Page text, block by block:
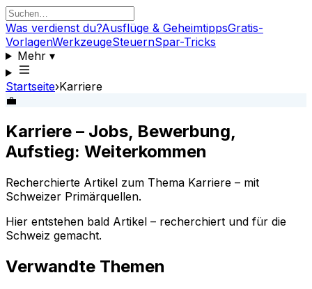
Was verdienst du?Ausflüge & GeheimtippsGratis-
VorlagenWerkzeugeSteuernSpar-Tricks
Mehr▾
Startseite›Karriere
💼
Karriere – Jobs, Bewerbung,
Aufstieg: Weiterkommen
Recherchierte Artikel zum Thema Karriere – mit
Schweizer Primärquellen.
Hier entstehen bald Artikel – recherchiert und für die
Schweiz gemacht.
Verwandte Themen